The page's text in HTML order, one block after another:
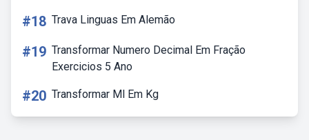
#18 Trava Linguas Em Alemão
#19 Transformar Numero Decimal Em Fração
Exercicios 5 Ano
#20 Transformar Ml Em Kg